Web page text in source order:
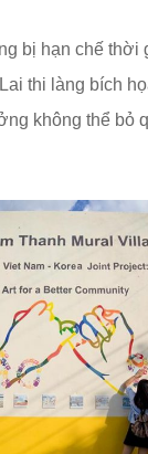
bị hạn chế
thi làng bích
không thể bỏ